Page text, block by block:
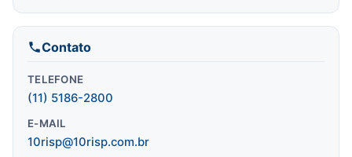
Contato
TELEFONE
(11) 5186-2800
E-MAIL
10risp@10risp.com.br